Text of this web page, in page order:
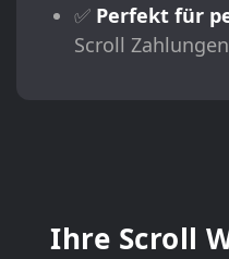
✅ Perfekt für
Scroll Zahlungen
Ihre Scroll